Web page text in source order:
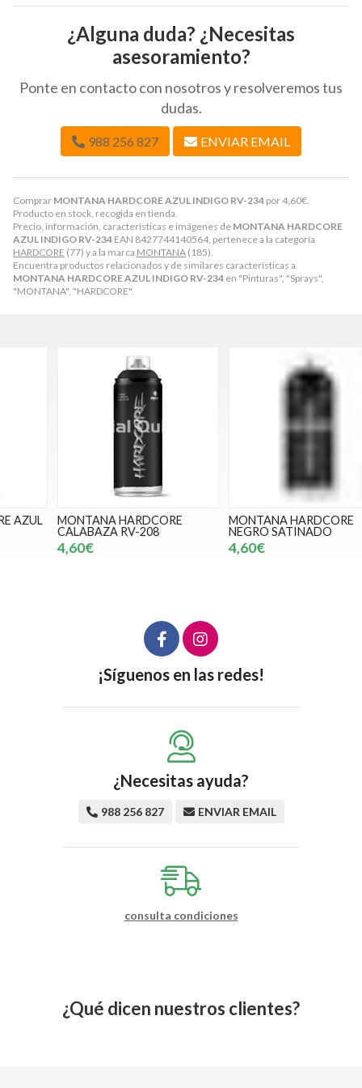
Comprar MONTANA HARDCORE AZUL INDIGO RV-234 por4,60€.
Producto en stock, recogida en tienda.
Precio, información, características e imágenes de MONTANA HARDCORE
AZUL INDIGO RV-234 EAN 8427744140564, pertenece a la categoría
HARDCORE (77) y a la marca MONTANA (185).
Encuentra productos relacionados y de similares características a
MONTANA HARDCORE AZUL INDIGO RV-234 en "Pinturas", "Sprays",
"MONTANA", "HARDCORE".
¿Alguna duda? ¿Necesitas
asesoramiento?
Ponte en contacto con nosotros y resolveremos tus
dudas.
988 256 827 ENVIAR EMAIL
MONTANA HARDCORE
CALABAZA RV-208
MONTANA HARDCORE
NEGRO SATINADO
¡Síguenos en las redes!
¿Necesitas ayuda?
988 256 827 ENVIAR EMAIL
consulta condiciones
¿Qué dicen nuestros clientes?